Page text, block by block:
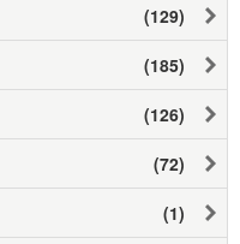
(129)
(185)
(126)
(72)
(1)